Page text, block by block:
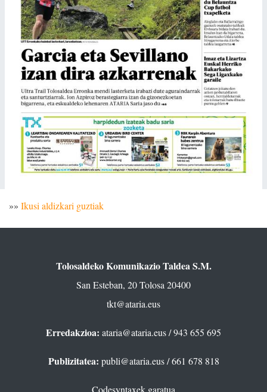
»» Ikusi aldizkari guztiak
Tolosaldeko Komunikazio Taldea S.M.
San Esteban, 20 Tolosa 20400
tkt@ataria.eus
Erredakzioa: ataria@ataria.eus/ 943 655 695
Publizitatea: publi@ataria.eus/ 661 678 818